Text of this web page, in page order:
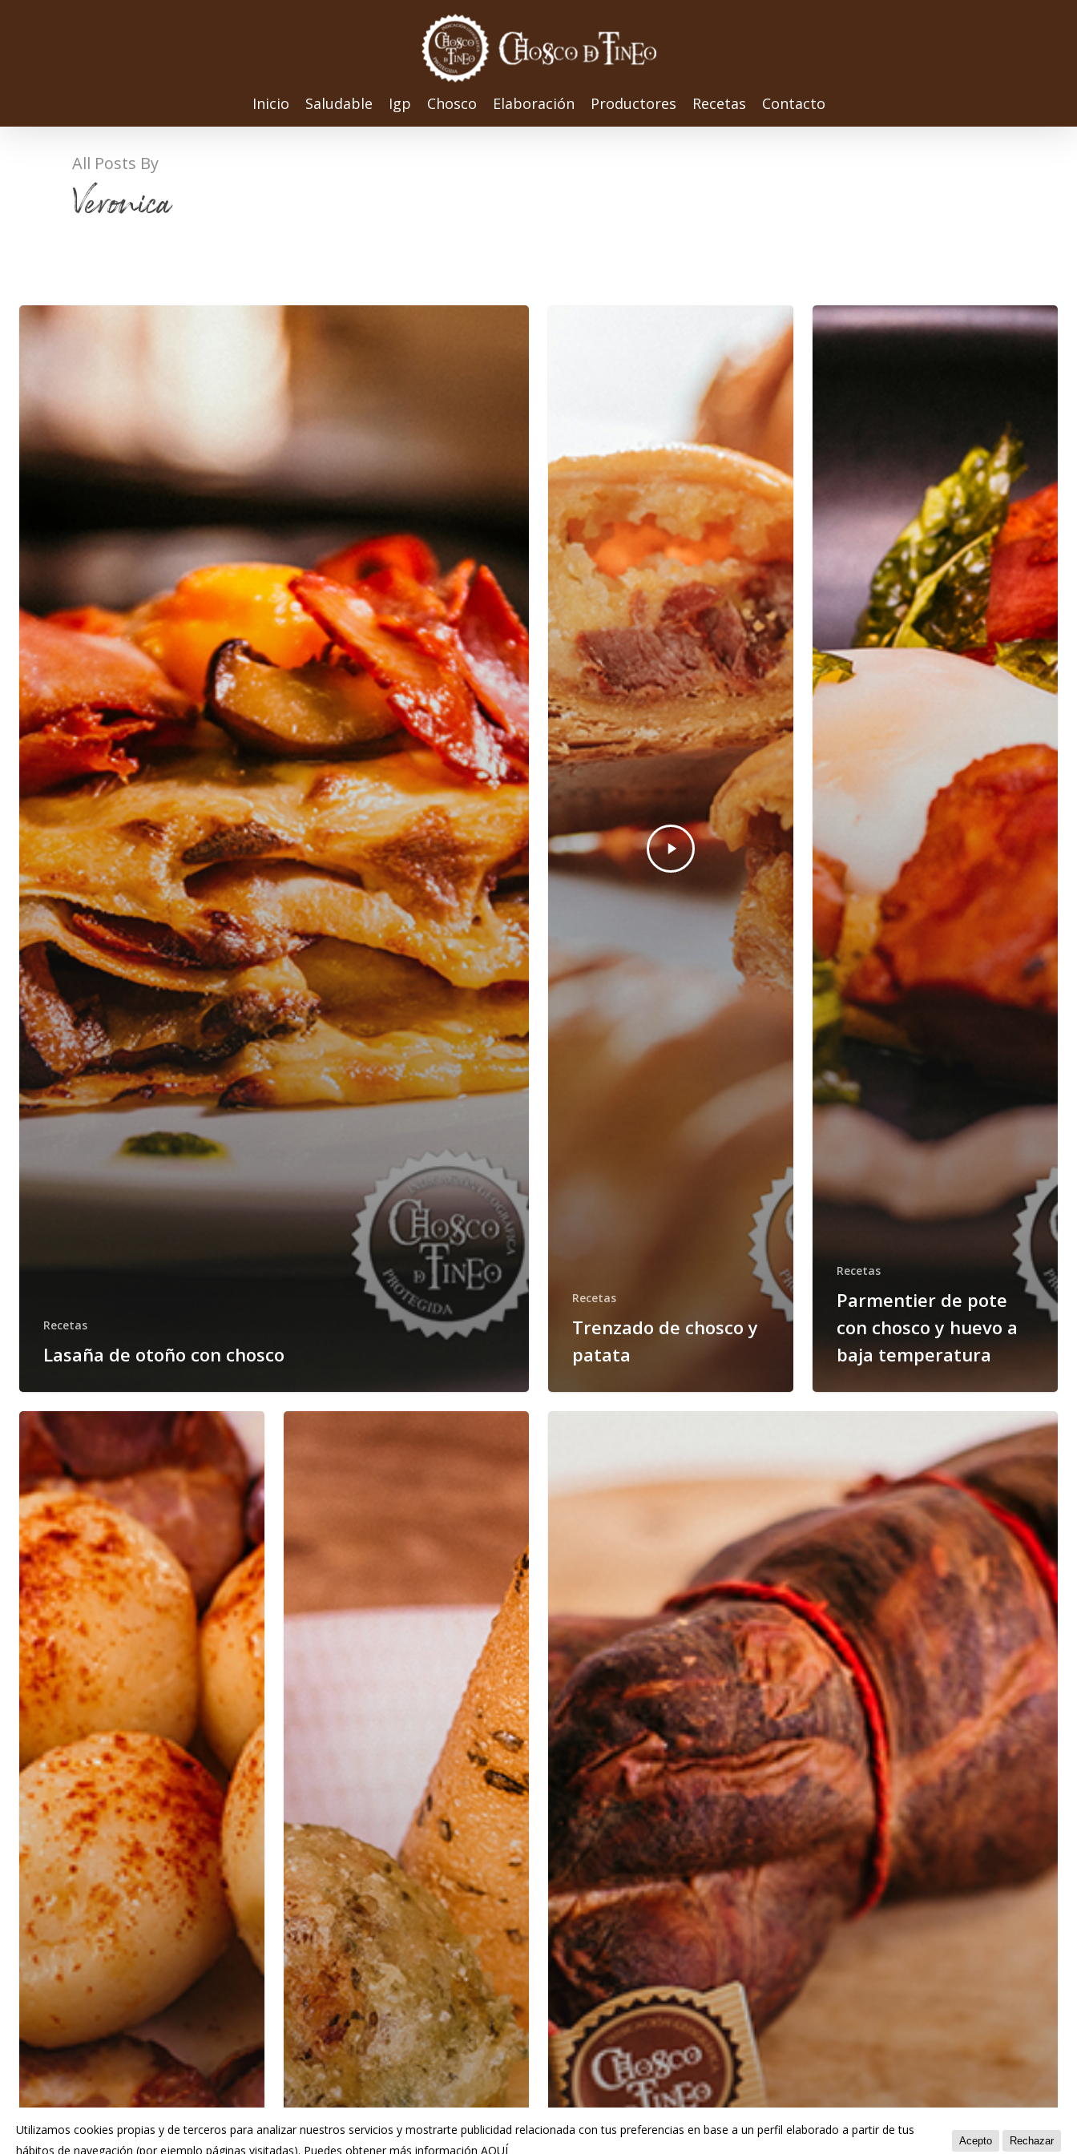
Inicio Saludable Igp Chosco Elaboración Productores Recetas Contacto
All Posts By
Veronica
Recetas
Lasaña de otoño con chosco
Recetas
Trenzado de chosco y
patata
Recetas
Parmentier de pote
con chosco y huevo a
baja temperatura
Utilizamos cookies propias y de terceros para analizar nuestros servicios y mostrarte publicidad relacionada con tus preferencias en base a un perfil elaborado a partir de tus
hábitos de navegación (por ejemplo páginas visitadas). Puedes obtener más información AQUÍ
Acepto Rechazar